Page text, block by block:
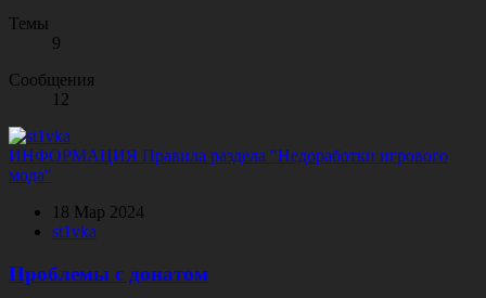
Темы
9
Сообщения
12
ИНФОРМАЦИЯ Правила раздела "Недоработки игрового
мода"
18 Мар 2024
st1vka
Проблемы с донатом